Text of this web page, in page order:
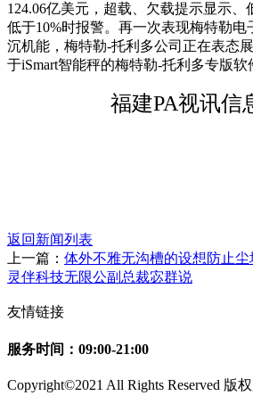
124.06亿美元，超载、欠载提示显示
低于10%时报警。再一次表现梅特勒
沉机能，梅特勒-托利多公司正在表态
于iSmart智能秤的梅特勒-托利多专版软
福建PA视讯信
返回新闻列表
上一篇： 体外不雅无沟槽的设想防止尘
灵伴科技无限公副总裁宓群说
友情链接
服务时间：09:00-21:00
Copyright©2021 All Rights Reserved 版